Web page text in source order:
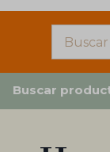
Buscar